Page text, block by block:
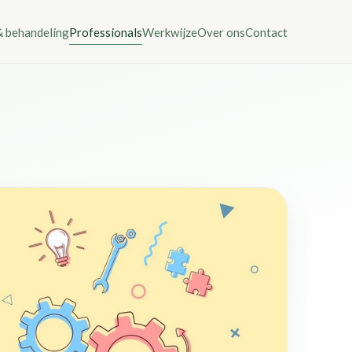
behandelingProfessionalsWerkwijzeOver onsContact